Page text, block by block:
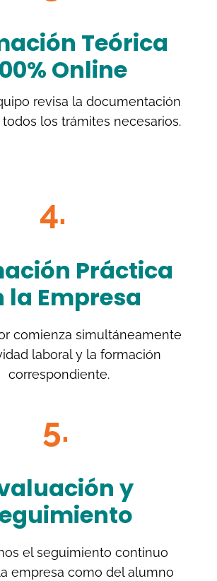
Teórica
Online
revisa la documentación
los trámites necesarios.
Práctica
la Empresa
comienza simultáneamente
laboral y la formación
correspondiente.
4.
5.
y
el seguimiento continuo
empresa como del alumno